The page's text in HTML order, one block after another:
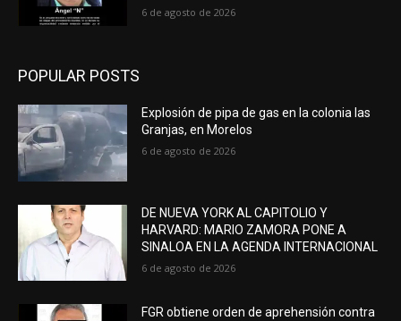
6 de agosto de 2026
POPULAR POSTS
Explosión de pipa de gas en la colonia las
Granjas, en Morelos
6 de agosto de 2026
DE NUEVA YORK AL CAPITOLIO Y
HARVARD: MARIO ZAMORA PONE A
SINALOA EN LA AGENDA INTERNACIONAL
6 de agosto de 2026
FGR obtiene orden de aprehensión contra